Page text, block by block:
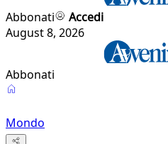
Abbonati
Accedi
August 8, 2026
Abbonati
Mondo